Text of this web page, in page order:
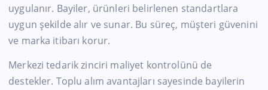
uygulanır. Bayiler, ürünleri belirlenen standartlara
uygun şekilde alır ve sunar. Bu süreç, müşteri güvenini
ve marka itibarı korur.
Merkezi tedarik zinciri maliyet kontrolünü de
destekler. Toplu alım avantajları sayesinde bayilerin